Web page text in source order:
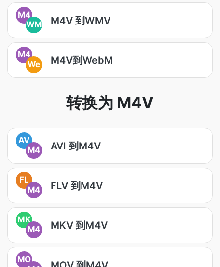
M4
WM
M4V 到WMV
M4
We
M4V到WebM
转换为 M4V
AV
M4
AVI 到M4V
FL
M4
FLV 到M4V
MK
M4
MKV 到M4V
MO